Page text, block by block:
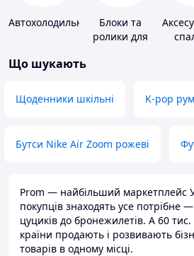
АвтохолодильникиБлоки та
ролики для
Що шукають
Щоденники шкільні K-pop
Бутси Nike Air Zoom рожеві
Prom — найбільший маркетплейс
покупців знаходять усе потрібне
цуциків до бронежилетів. А 60 тис.
країни продають і розвивають
товарів в одному місці.